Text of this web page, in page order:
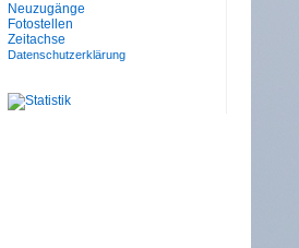
Neuzugänge
Fotostellen
Zeitachse
Datenschutzerklärung